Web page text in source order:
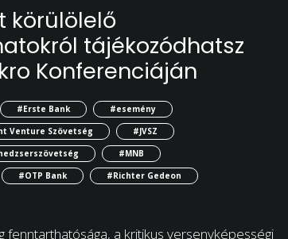
körülölelő
tájékozódhatsz
Konferenciáján
#Erste Bank
#esemény
Venture Szövetség
#JVSZ
#MNB
#OTP Bank
#Richter Gedeon
a kritikus versenyképességi